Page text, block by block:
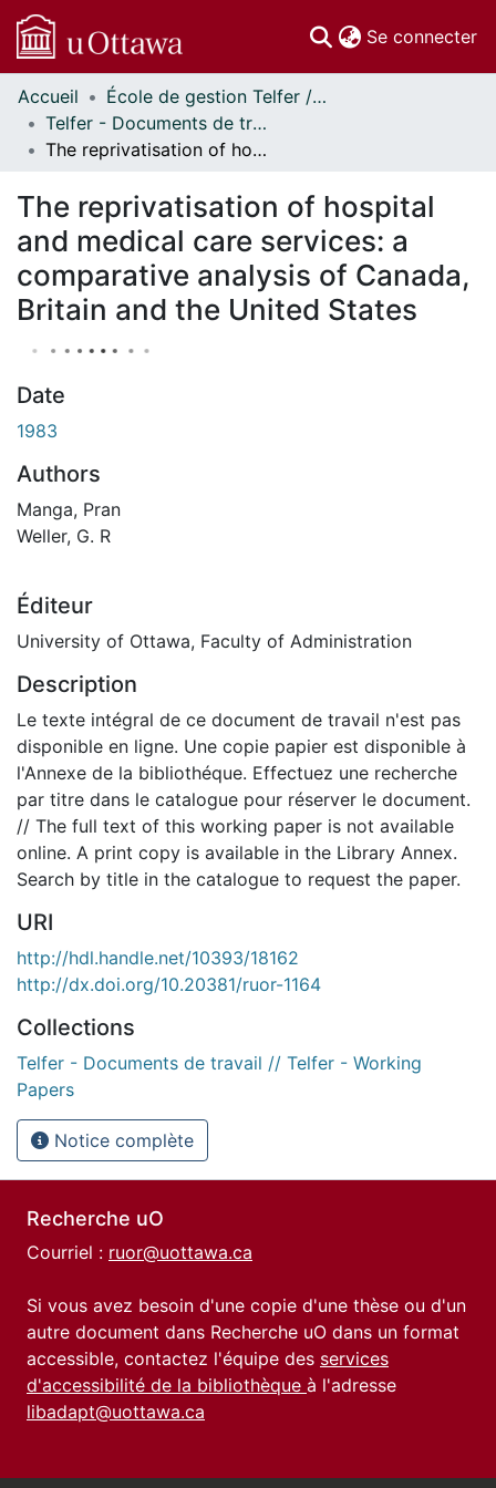
Se connecter
Communautés
et collections
Parcourir
À propos
Accueil
École de gestion Telfer // Telfer School of Management
Telfer - Documents de travail // Telfer - Working Papers
The reprivatisation of hospital and medical care services: a comparative analysis of Canada, Britain and the United States
The reprivatisation of hospital
and medical care services: a
comparative analysis of Canada,
Britain and the United States
Date
1983
Authors
Manga, Pran
Weller, G. R
Éditeur
University of Ottawa, Faculty of Administration
Description
Le texte intégral de ce document de travail n'est pas
disponible en ligne. Une copie papier est disponible à
l'Annexe de la bibliothéque. Effectuez une recherche
par titre dans le catalogue pour réserver le document.
// The full text of this working paper is not available
online. A print copy is available in the Library Annex.
Search by title in the catalogue to request the paper.
URI
http://hdl.handle.net/10393/18162
http://dx.doi.org/10.20381/ruor-1164
Collections
Telfer - Documents de travail // Telfer - Working
Papers
Notice complète
Recherche uO
Courriel : ruor@uottawa.ca
Si vous avez besoin d'une copie d'une thèse ou d'un
autre document dans Recherche uO dans un format
accessible, contactez l'équipe des services
d'accessibilité de la bibliothèque à l'adresse
libadapt@uottawa.ca